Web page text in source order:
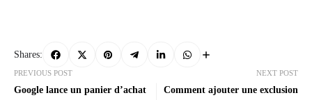
Shares:
PREVIOUS POST
Google lance un panier d’achat
NEXT POST
Comment ajouter une exclusion